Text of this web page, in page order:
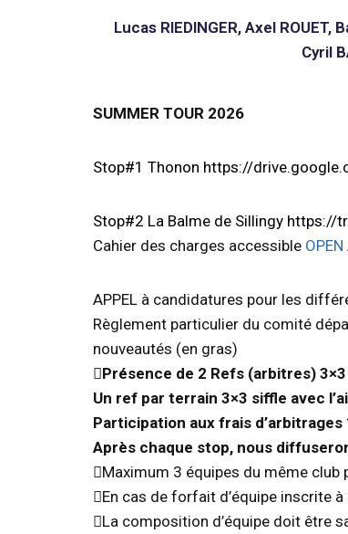
Lucas RIEDINGER, Axel ROUET,
Cyril
SUMMER TOUR 2026
Stop#1 Thonon https://
Stop#2 La Balme de Sillingy https://
Cahier des charges accessible
APPEL à candidatures pour les
Règlement particulier du comité
nouveautés (en gras)
Présence de 2 Refs (arbitres)
Un ref par terrain 3×3 siffle avec
Participation aux frais
Après chaque stop, nous
Maximum 3 équipes du même club
En cas de forfait d’équipe inscrite
La composition d’équipe doit être